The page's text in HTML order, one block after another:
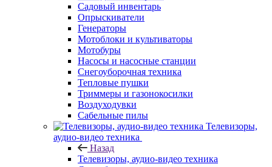
Садовый инвентарь
Опрыскиватели
Генераторы
Мотоблоки и культиваторы
Мотобуры
Насосы и насосные станции
Снегоуборочная техника
Тепловые пушки
Триммеры и газонокосилки
Воздуходувки
Сабельные пилы
Телевизоры,
аудио-видео техника
Назад
Телевизоры, аудио-видео техника